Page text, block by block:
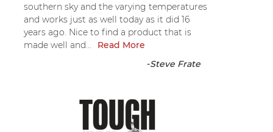
southern sky and the varying temperatures
and works just as well today as it did 16
years ago. Nice to find a product that is
made well and...
Read More
-Steve Frate